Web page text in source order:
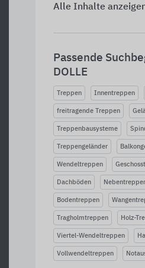
Alle Inhalte
Passende
DOLLE
Treppen Innentreppen
freitragende Treppen
Treppenbausysteme
Treppengeländer
Wendeltreppen
Dachböden
Bodentreppen
Tragholmtreppen Holz-
Viertel-Wendeltreppen
Vollwendeltreppen